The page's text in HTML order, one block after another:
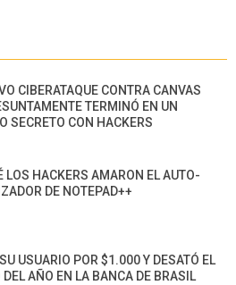
CIBERATAQUE CONTRA CANVAS
TERMINÓ EN UN
SECRETO CON HACKERS
LOS HACKERS AMARON EL AUTO-
DE NOTEPAD++
USUARIO POR $1.000 Y DESATÓ EL
DEL AÑO EN LA BANCA DE BRASIL